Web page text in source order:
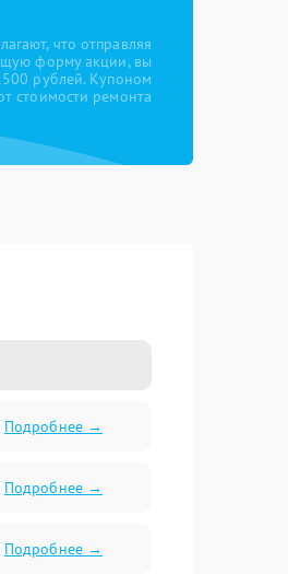
что отправляя
форму акции, вы
рублей. Купоном
стоимости ремонта
Подробнее →
Подробнее →
Подробнее →